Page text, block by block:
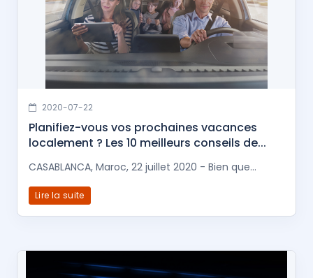
2020-07-22
Planifiez-vous vos prochaines vacances
localement ? Les 10 meilleurs conseils de...
CASABLANCA, Maroc, 22 juillet 2020 - Bien que...
Lire la suite